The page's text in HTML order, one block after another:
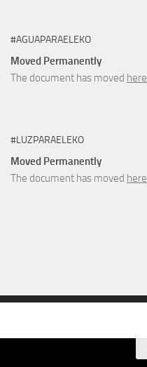
#AGUAPARAELEKO
Moved Permanently
The document has moved here
#LUZPARAELEKO
Moved Permanently
The document has moved here